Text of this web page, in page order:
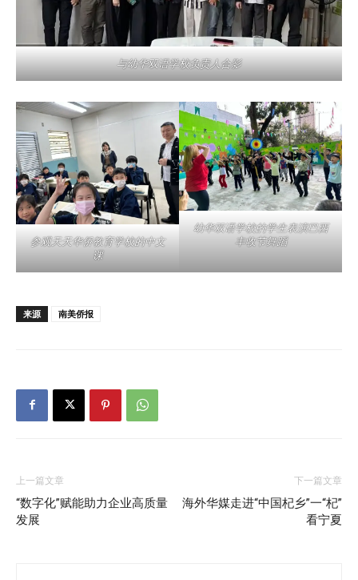
与幼华双语学校负责人合影
参观天天华侨教育学校的中文
课
幼华双语学校的学生表演巴西
丰收节舞蹈
来源 南美侨报
上一篇文章
“数字化”赋能助力企业高质量
发展
下一篇文章
海外华媒走进“中国杞乡”一“杞”
看宁夏